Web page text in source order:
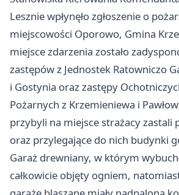
Lesznie wpłynęło zgłoszenie o
miejscowości Oporowo, Gmina
miejsce zdarzenia zostało
zastępów z Jednostek Ratowniczo
i Gostynia oraz zastępy
Pożarnych z Krzemieniewa i
przybyli na miejsce strażacy zastali
oraz przylegające do nich budynki
Garaż drewniany, w którym
całkowicie objęty ogniem,